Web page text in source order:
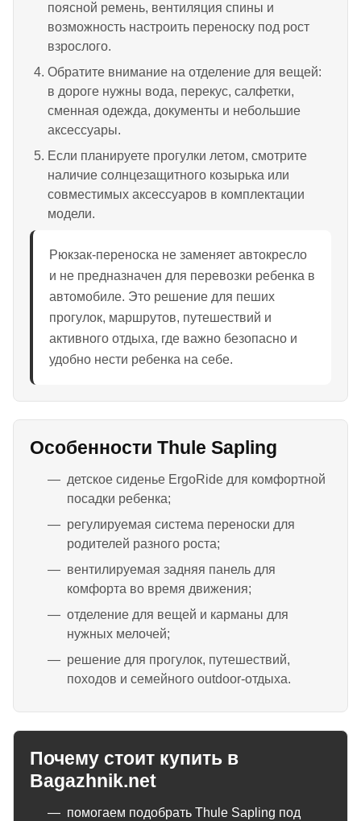
поясной ремень, вентиляция спины и
возможность настроить переноску под рост
взрослого.
Обратите внимание на отделение для вещей:
в дороге нужны вода, перекус, салфетки,
сменная одежда, документы и небольшие
аксессуары.
Если планируете прогулки летом, смотрите
наличие солнцезащитного козырька или
совместимых аксессуаров в комплектации
модели.
Рюкзак-переноска не заменяет автокресло
и не предназначен для перевозки ребенка в
автомобиле. Это решение для пеших
прогулок, маршрутов, путешествий и
активного отдыха, где важно безопасно и
удобно нести ребенка на себе.
Особенности Thule Sapling
детское сиденье ErgoRide для комфортной
посадки ребенка;
регулируемая система переноски для
родителей разного роста;
вентилируемая задняя панель для
комфорта во время движения;
отделение для вещей и карманы для
нужных мелочей;
решение для прогулок, путешествий,
походов и семейного outdoor-отдыха.
Почему стоит купить в
Bagazhnik.net
помогаем подобрать Thule Sapling под